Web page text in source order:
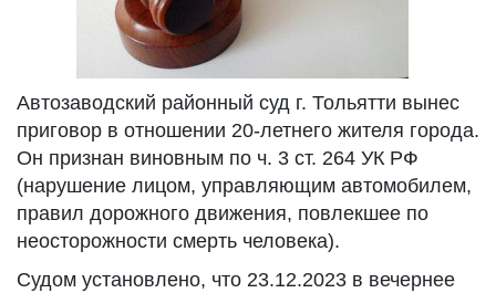
Автозаводский районный суд г. Тольятти вынес
приговор в отношении 20-летнего жителя города.
Он признан виновным по ч. 3 ст. 264 УК РФ
(нарушение лицом, управляющим автомобилем,
правил дорожного движения, повлекшее по
неосторожности смерть человека).
Судом установлено, что 23.12.2023 в вечернее